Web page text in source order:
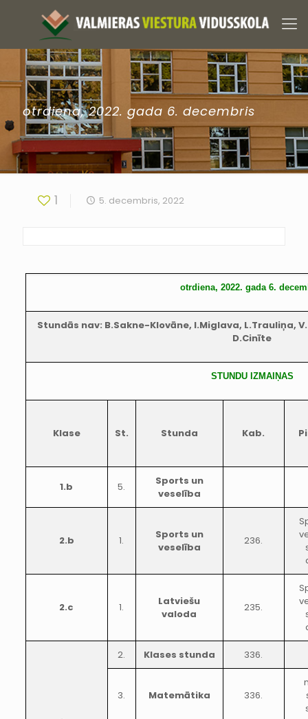
otrdiena, 2022. gada 6. decembris
1 5. decembris, 2022
otrdiena, 2022. gada 6.
Stundās nav: B.Sakne-Klovāne, I.Miglava, L.Trauliņa,
D.Cinīte
STUNDU IZMAIŅAS
Klase St. Stunda Kab.
1.b 5.
Sports un
veselība
2.b 1.
Sports un
veselība
236.
2.c 1.
Latviešu
valoda
235.
2. Klases stunda 336.
3. Matemātika 336.